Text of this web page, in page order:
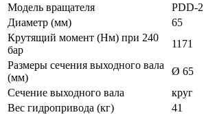
Модель вращателя
PDD-2
Диаметр (мм)
65
Крутящий момент (Нм) при 240
бар
1171
Размеры сечения выходного вала
(мм)
Ø 65
Сечение выходного вала
круг
Вес гидропривода (кг)
41